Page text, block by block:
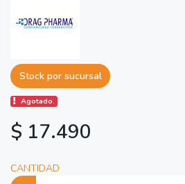
Stock por sucursal
Agotado.
$ 17.490
CANTIDAD